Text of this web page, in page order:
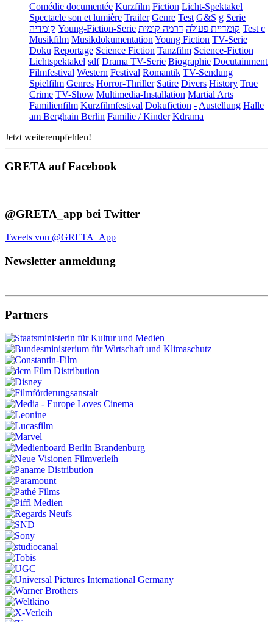
Comédie documentée Kurzfilm Fiction Licht-Spektakel
Spectacle son et lumière Trailer Genre Test G&S g Serie
קומדיה Young-Fiction-Serie קומדיית פעולה דרמה קומית
Test c
Musikfilm Musikdokumentation Young Fiction TV-Serie
Doku Reportage Science Fiction Tanzfilm Science-Fiction
Lichtspektakel sdf Drama TV-Serie Biographie Docutainment
Filmfestival Western Festival Romantik TV-Sendung
Spielfilm Genres Horror-Thriller Satire Divers History True
Crime TV-Show Multimedia-Installation Martial Arts
Familienfilm Kurzfilmfestival Dokufiction - Austellung Halle
am Berghain Berlin Familie / Kinder Kdrama
Jetzt weiterempfehlen!
GRETA auf Facebook
@GRETA_app bei Twitter
Tweets von @GRETA_App
Newsletter anmeldung
Partners